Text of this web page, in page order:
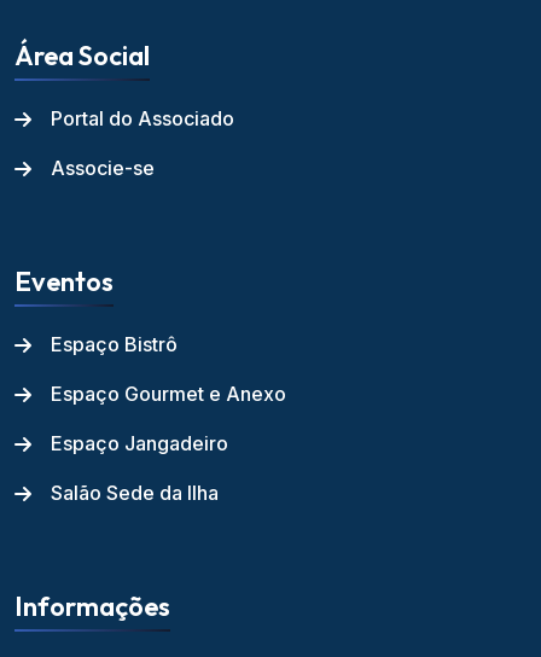
Área Social
Portal do Associado
Associe-se
Eventos
Espaço Bistrô
Espaço Gourmet e Anexo
Espaço Jangadeiro
Salão Sede da Ilha
Informações